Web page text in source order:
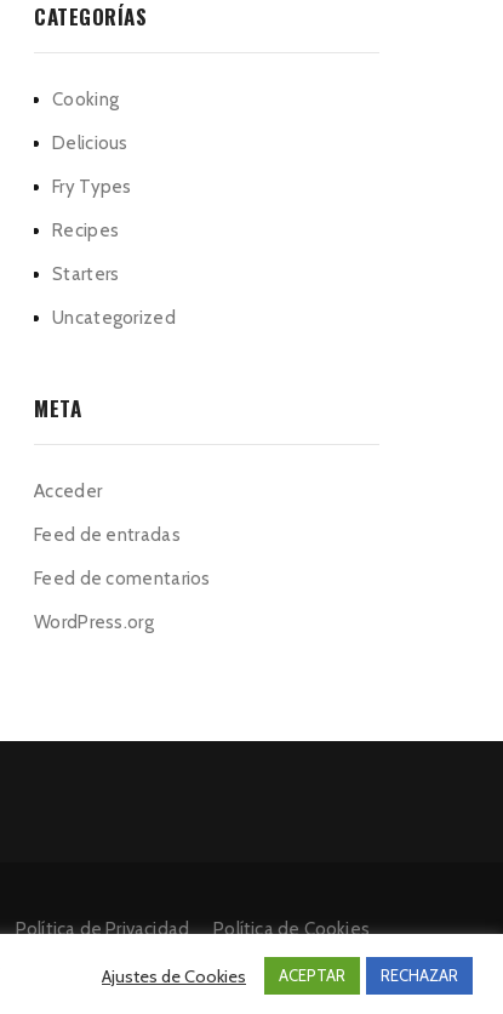
CATEGORÍAS
Cooking
Delicious
Fry Types
Recipes
Starters
Uncategorized
META
Acceder
Feed de entradas
Feed de comentarios
WordPress.org
Política de Privacidad
Política de Cookies
Ajustes de Cookies ACEPTAR RECHAZAR